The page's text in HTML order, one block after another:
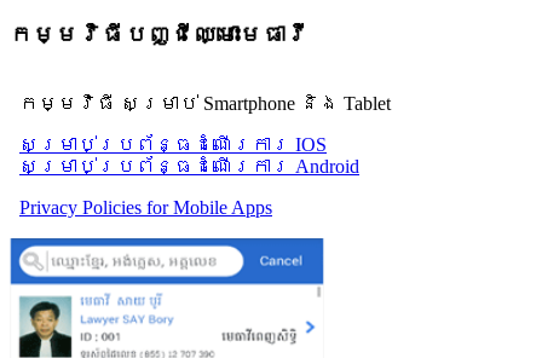
កម្មវិធីបញ្ជីឈ្មោះមេធាវី
កម្មវិធី សម្រាប់ Smartphone និង Tablet
សម្រាប់​ប្រព័ន្ធដំណើរការ IOS
សម្រាប់​ប្រព័ន្ធដំណើរការ Android
Privacy Policies for Mobile Apps